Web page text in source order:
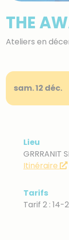
THE
Ateliers en
sam. 12 déc.
Lieu
GRRRANIT
Itinéraire
Tarifs
Tarif 2 : 14-